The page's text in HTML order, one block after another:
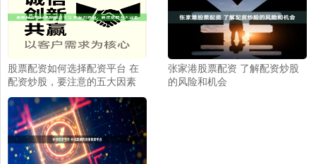
股票配资如何选择配资平台 在
配资炒股，要注意的五大因素
张家港股票配资 了解配资炒股
的风险和机会